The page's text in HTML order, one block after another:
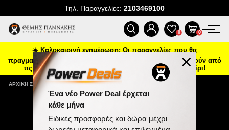
Τηλ. Παραγγελίες: 2103469100
ΠΡΟΪΌΝΤΑ
ΠΡΟΣΦΟΡΈΣ
ΝΈΕΣ ΑΦΊΞΕΙΣ
ΕΠΙΚΟΙΝΩΝΊΑ
0 0
☀️ Καλοκαιρινή ενημέρωση: Οι παραγγελίες που θα
πραγματοποιηθούν από 7 έως 16 Αυγούστου θα αποσταλούν από
τις 17 Αυγούστου, λόγω θερινής άδειας. Καλό καλοκαίρι!
ΑΡΧΙΚΉ ΣΕΛΊΔΑ ΚΟΠΉ ΚΑΙ ΔΙΆΤΡΗΣΗ
Κοπή και Διάτρηση